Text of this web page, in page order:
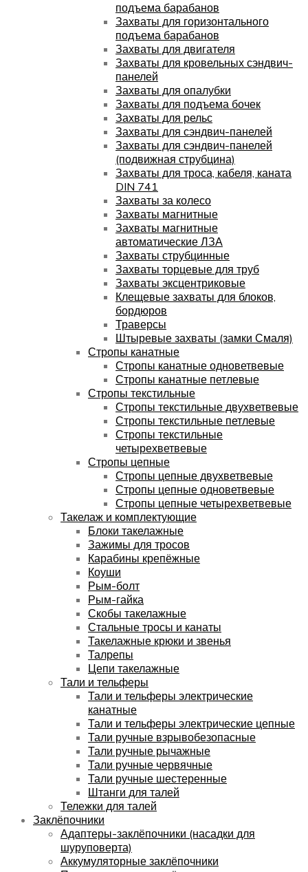
подъема барабанов
Захваты для горизонтального
подъема барабанов
Захваты для двигателя
Захваты для кровельных сэндвич-
панелей
Захваты для опалубки
Захваты для подъема бочек
Захваты для рельс
Захваты для сэндвич-панелей
Захваты для сэндвич-панелей
(подвижная струбцина)
Захваты для троса, кабеля, каната
DIN 741
Захваты за колесо
Захваты магнитные
Захваты магнитные
автоматические ЛЗА
Захваты струбцинные
Захваты торцевые для труб
Захваты эксцентриковые
Клещевые захваты для блоков,
бордюров
Траверсы
Штыревые захваты (замки Смаля)
Стропы канатные
Стропы канатные одноветвевые
Стропы канатные петлевые
Стропы текстильные
Стропы текстильные двухветвевые
Стропы текстильные петлевые
Стропы текстильные
четырехветвевые
Стропы цепные
Стропы цепные двухветвевые
Стропы цепные одноветвевые
Стропы цепные четырехветвевые
Такелаж и комплектующие
Блоки такелажные
Зажимы для тросов
Карабины крепёжные
Коуши
Рым-болт
Рым-гайка
Скобы такелажные
Стальные тросы и канаты
Такелажные крюки и звенья
Талрепы
Цепи такелажные
Тали и тельферы
Тали и тельферы электрические
канатные
Тали и тельферы электрические цепные
Тали ручные взрывобезопасные
Тали ручные рычажные
Тали ручные червячные
Тали ручные шестеренные
Штанги для талей
Тележки для талей
Заклёпочники
Адаптеры-заклёпочники (насадки для
шуруповерта)
Аккумуляторные заклёпочники